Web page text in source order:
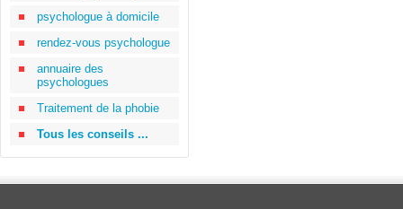
psychologue à domicile
rendez-vous psychologue
annuaire des
psychologues
Traitement de la phobie
Tous les conseils ...